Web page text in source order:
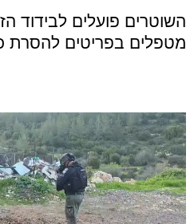
השוטרים פועלים לבידוד
מטפלים בפריטים להסרת